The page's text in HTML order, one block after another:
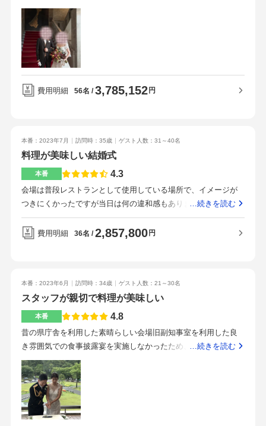
って下さった所です。自由度が高く、オリジナリティを表現す
る事にとても協力的な会場そしてスタッフの皆さんだと思いま
す。頑張りすぎず、頑張ること！とにかくずっと楽しむ気持ち
を持つこと！
高。プランナーはもちろん、ウェイトレスやシェフなどみなさ
ん対応が素敵。飲み物が少なくなってきたら、スタッフから声
をかけてくれた。自分たちも料理を楽しむ時間があったがどう
しても招待者よりペースが遅くなってしまうので、メイン料理
とデザート、お茶菓子などは式が終わった後控え室でゆっくり
食べることができた。料理がとても美味しいことが決め手にな
った。ただ、食事代は高めなので、持ち込みできるのもは持ち
い光が入ってくる素敵な会場でしたドレス代が見積もりより高
くなりました持ち込み可能なペーパーアイテム等は自分たちで
用意し、節約しましたどのメニューも美味しく、ゲストからも
すごくおいしかったと好評でしたバスが多くある街中にあり県
外からのゲストも来やすかったと思いますレストランでありプ
ロの方々でしたので、細かいところまでサービスが行き届いて
いました。お年寄りや子供のゲストな度に合わせて、お箸をあ
気で挙式披露宴を行えます。
費用明細 56名 3,785,152 円
本番：2023年7月 訪問時：35歳 ゲスト人数：31～40名
料理が美味しい結婚式
本番 4.3
会場は普段レストランとして使用している場所で、イメージが
つきにくかったですが当日は何の違和感もありませんでした。
一面ガラス張りなので、外の風景がよく見えます。外からもこ
ちらの様子が見えるので、外から写真をとられることもありま
お料理は非常においしいです。参列者においしいお料理をもて
なしたいという方はおススメです。ただ、キャパシティはそん
なに大きくないのです。金沢駅からタクシーで10〜15分ほどで
す。1500円くらいだったと思います。自家用車で来られる方は
しいのき迎賓館の駐車場を使ってもらいました。合計20時間の
が美味しい少人数の結婚式はおすすめです。
…続きを読む
費用明細 36名 2,857,800 円
本番：2023年6月 訪問時：34歳 ゲスト人数：21～30名
スタッフが親切で料理が美味しい
本番 4.8
昔の県庁舎を利用した素晴らしい会場旧副知事室を利用した良
き雰囲気での食事披露宴を実施しなかったため、料理に重点を
置いたため、値上がりした。アルコールを飲まない人が多かっ
たため、ワンドリンク制に変更したところ、予算を抑えること
ができた。トリュフを使ったスープが特徴的兼六園、金沢21世
紀美術館などの観光地からすぐ近く窓際からの景色がすごく綺
麗です。親切ですぐに対応してくれるこちらの要望に対してで
…続きを読む